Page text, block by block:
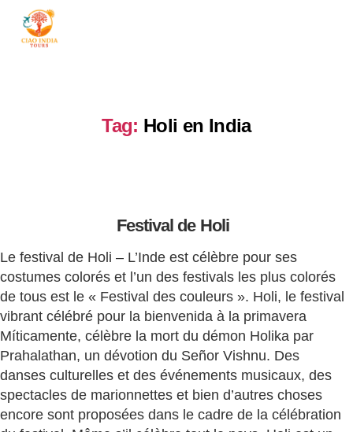
Tag: Holi en India
Festival de Holi
Le festival de Holi – L’Inde est célèbre pour ses
costumes colorés et l’un des festivals les plus colorés
de tous est le « Festival des couleurs ». Holi, le festival
vibrant célébré pour la bienvenida à la primavera
Míticamente, célèbre la mort du démon Holika par
Prahalathan, un dévotion du Señor Vishnu. Des
danses culturelles et des événements musicaux, des
spectacles de marionnettes et bien d’autres choses
encore sont proposées dans le cadre de la célébration